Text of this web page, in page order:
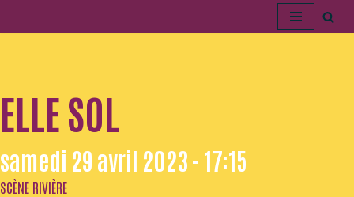
ELLE SOL
samedi 29 avril 2023 - 17:15
SCÈNE RIVIÈRE